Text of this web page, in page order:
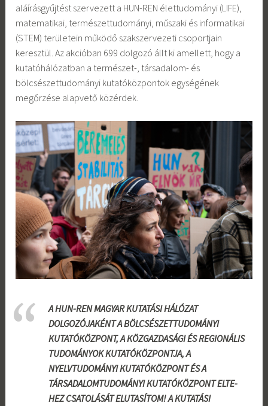
aláírásgyűjtést szervezett a HUN-REN élettudományi (LIFE),
matematikai, természettudományi, műszaki és informatikai
(STEM) területein működő szakszervezeti csoportjain
keresztül. Az akcióban 699 dolgozó állt ki amellett, hogy a
kutatóhálózatban a természet-, társadalom- és
bölcsészettudományi kutatóközpontok egységének
megőrzése alapvető közérdek.
A HUN-REN MAGYAR KUTATÁSI HÁLÓZAT
DOLGOZÓJAKÉNT A BÖLCSÉSZETTUDOMÁNYI
KUTATÓKÖZPONT, A KÖZGAZDASÁGI ÉS REGIONÁLIS
TUDOMÁNYOK KUTATÓKÖZPONTJA, A
NYELVTUDOMÁNYI KUTATÓKÖZPONT ÉS A
TÁRSADALOMTUDOMÁNYI KUTATÓKÖZPONT ELTE-
HEZ CSATOLÁSÁT ELUTASÍTOM! A KUTATÁSI